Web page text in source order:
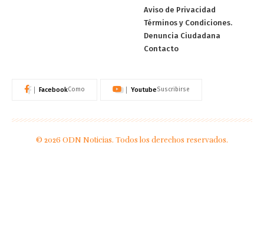
Aviso de Privacidad
Términos y Condiciones.
Denuncia Ciudadana
Contacto
FacebookComo YoutubeSuscribirse
© 2026 ODN Noticias. Todos los derechos reservados.